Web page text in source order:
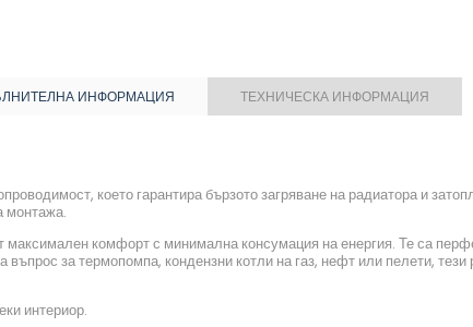
ИНФОРМАЦИЯ ТЕХНИЧЕСКА ИНФОРМАЦИЯ
което гарантира бързото загряване на радиатора и
монтажа.
комфорт с минимална консумация на енергия. Те са
за термопомпа, кондензни котли на газ, нефт или пелети,
интериор.